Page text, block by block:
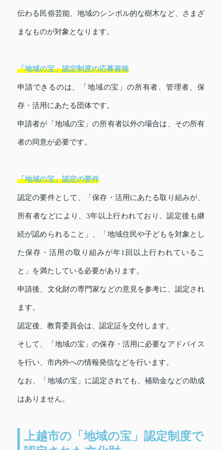
伝わる民俗芸能、地域のシンボル的な樹木など、さまざ
まなものが対象となります。
「地域の宝」認定制度の応募資格
申請できるのは、「地域の宝」の所有者、管理者、保
存・活用にあたる団体です。
申請者が「地域の宝」の所有者以外の場合は、その所有
者の同意が必要です。
「地域の宝」認定の要件
認定の要件として、「保存・活用にあたる取り組みが、
所有者などにより、3年以上行われており、認定後も継
続が認められること」、「地域住民や子どもを対象とし
た保存・活用の取り組みが年1回以上行われているこ
と」を満たしている必要があります。
申請後、文化財の専門家などの意見を参考に、認定され
ます。
認定後、教育委員会は、認定証を交付します。
そして、「地域の宝」の保存・活用に必要なアドバイス
を行い、市内外への情報発信などを行います。
なお、「地域の宝」に認定されても、補助金などの助成
はありません。
上越市の「地域の宝」認定制度で